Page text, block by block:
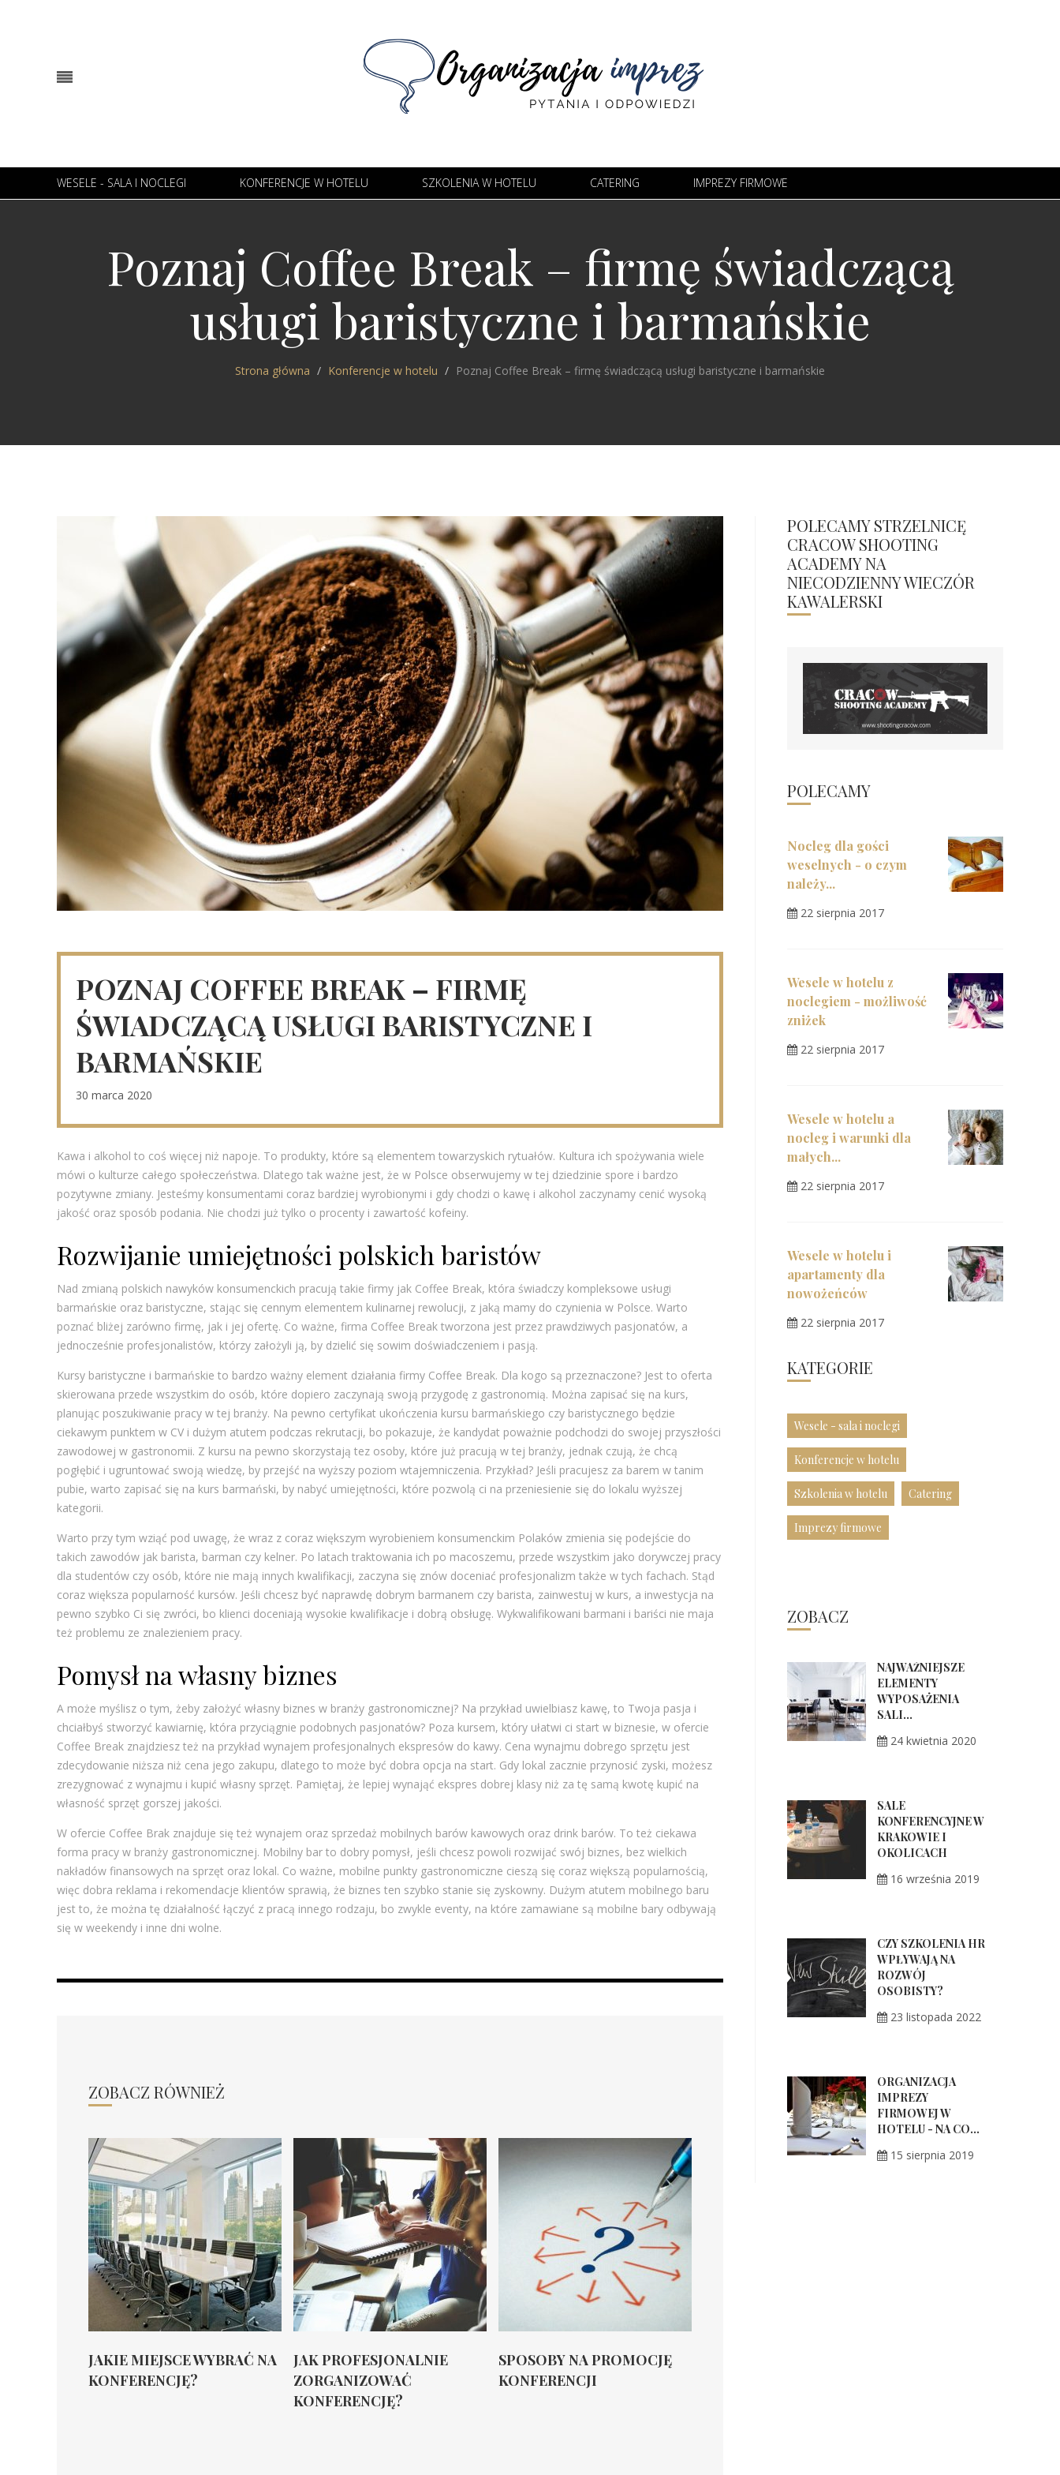
WESELE - SALA I NOCLEGI KONFERENCJE W HOTELU SZKOLENIA W HOTELU CATERING IMPREZY FIRMOWE
Poznaj Coffee Break – firmę świadczącą
usługi baristyczne i barmańskie
Strona główna Konferencje w hotelu Poznaj Coffee Break – firmę świadczącą usługi baristyczne i barmańskie
POZNAJ COFFEE BREAK – FIRMĘ
ŚWIADCZĄCĄ USŁUGI BARISTYCZNE I
BARMAŃSKIE
30 marca 2020
Kawa i alkohol to coś więcej niż napoje. To produkty, które są elementem towarzyskich rytuałów. Kultura ich spożywania wiele
mówi o kulturze całego społeczeństwa. Dlatego tak ważne jest, że w Polsce obserwujemy w tej dziedzinie spore i bardzo
pozytywne zmiany. Jesteśmy konsumentami coraz bardziej wyrobionymi i gdy chodzi o kawę i alkohol zaczynamy cenić wysoką
jakość oraz sposób podania. Nie chodzi już tylko o procenty i zawartość kofeiny.
Rozwijanie umiejętności polskich baristów
Nad zmianą polskich nawyków konsumenckich pracują takie firmy jak Coffee Break, która świadczy kompleksowe usługi
barmańskie oraz baristyczne, stając się cennym elementem kulinarnej rewolucji, z jaką mamy do czynienia w Polsce. Warto
poznać bliżej zarówno firmę, jak i jej ofertę. Co ważne, firma Coffee Break tworzona jest przez prawdziwych pasjonatów, a
jednocześnie profesjonalistów, którzy założyli ją, by dzielić się sowim doświadczeniem i pasją.
Kursy baristyczne i barmańskie to bardzo ważny element działania firmy Coffee Break. Dla kogo są przeznaczone? Jest to oferta
skierowana przede wszystkim do osób, które dopiero zaczynają swoją przygodę z gastronomią. Można zapisać się na kurs,
planując poszukiwanie pracy w tej branży. Na pewno certyfikat ukończenia kursu barmańskiego czy baristycznego będzie
ciekawym punktem w CV i dużym atutem podczas rekrutacji, bo pokazuje, że kandydat poważnie podchodzi do swojej przyszłości
zawodowej w gastronomii. Z kursu na pewno skorzystają tez osoby, które już pracują w tej branży, jednak czują, że chcą
pogłębić i ugruntować swoją wiedzę, by przejść na wyższy poziom wtajemniczenia. Przykład? Jeśli pracujesz za barem w tanim
pubie, warto zapisać się na kurs barmański, by nabyć umiejętności, które pozwolą ci na przeniesienie się do lokalu wyższej
kategorii.
Warto przy tym wziąć pod uwagę, że wraz z coraz większym wyrobieniem konsumenckim Polaków zmienia się podejście do
takich zawodów jak barista, barman czy kelner. Po latach traktowania ich po macoszemu, przede wszystkim jako dorywczej pracy
dla studentów czy osób, które nie mają innych kwalifikacji, zaczyna się znów doceniać profesjonalizm także w tych fachach. Stąd
coraz większa popularność kursów. Jeśli chcesz być naprawdę dobrym barmanem czy barista, zainwestuj w kurs, a inwestycja na
pewno szybko Ci się zwróci, bo klienci doceniają wysokie kwalifikacje i dobrą obsługę. Wykwalifikowani barmani i bariści nie maja
też problemu ze znalezieniem pracy.
Pomysł na własny biznes
A może myślisz o tym, żeby założyć własny biznes w branży gastronomicznej? Na przykład uwielbiasz kawę, to Twoja pasja i
chciałbyś stworzyć kawiarnię, która przyciągnie podobnych pasjonatów? Poza kursem, który ułatwi ci start w biznesie, w ofercie
Coffee Break znajdziesz też na przykład wynajem profesjonalnych ekspresów do kawy. Cena wynajmu dobrego sprzętu jest
zdecydowanie niższa niż cena jego zakupu, dlatego to może być dobra opcja na start. Gdy lokal zacznie przynosić zyski, możesz
zrezygnować z wynajmu i kupić własny sprzęt. Pamiętaj, że lepiej wynająć ekspres dobrej klasy niż za tę samą kwotę kupić na
własność sprzęt gorszej jakości.
W ofercie Coffee Brak znajduje się też wynajem oraz sprzedaż mobilnych barów kawowych oraz drink barów. To też ciekawa
forma pracy w branży gastronomicznej. Mobilny bar to dobry pomysł, jeśli chcesz powoli rozwijać swój biznes, bez wielkich
nakładów finansowych na sprzęt oraz lokal. Co ważne, mobilne punkty gastronomiczne cieszą się coraz większą popularnością,
więc dobra reklama i rekomendacje klientów sprawią, że biznes ten szybko stanie się zyskowny. Dużym atutem mobilnego baru
jest to, że można tę działalność łączyć z pracą innego rodzaju, bo zwykle eventy, na które zamawiane są mobilne bary odbywają
się w weekendy i inne dni wolne.
ZOBACZ RÓWNIEŻ
JAKIE MIEJSCE WYBRAĆ NA
KONFERENCJĘ?
JAK PROFESJONALNIE
ZORGANIZOWAĆ
KONFERENCJĘ?
SPOSOBY NA PROMOCJĘ
KONFERENCJI
POLECAMY STRZELNICĘ
CRACOW SHOOTING
ACADEMY NA
NIECODZIENNY WIECZÓR
KAWALERSKI
POLECAMY
Nocleg dla gości
weselnych - o czym
należy...
22 sierpnia 2017
Wesele w hotelu z
noclegiem - możliwość
zniżek
22 sierpnia 2017
Wesele w hotelu a
nocleg i warunki dla
małych...
22 sierpnia 2017
Wesele w hotelu i
apartamenty dla
nowożeńców
22 sierpnia 2017
KATEGORIE
Wesele - sala i noclegi
Konferencje w hotelu
Szkolenia w hotelu Catering
Imprezy firmowe
ZOBACZ
NAJWAŻNIEJSZE
ELEMENTY
WYPOSAŻENIA
SALI...
24 kwietnia 2020
SALE
KONFERENCYJNE W
KRAKOWIE I
OKOLICACH
16 września 2019
CZY SZKOLENIA HR
WPŁYWAJĄ NA
ROZWÓJ
OSOBISTY?
23 listopada 2022
ORGANIZACJA
IMPREZY
FIRMOWEJ W
HOTELU - NA CO...
15 sierpnia 2019